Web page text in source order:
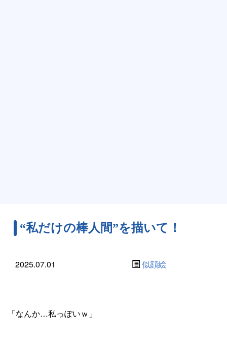
“私だけの棒人間”を描いて！
2025.07.01 似顔絵
「なんか…私っぽいｗ」